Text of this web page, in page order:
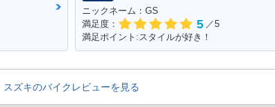
ニックネーム：GS
満足度：
5 ／5
満足ポイント:スタイルが好き！
スズキのバイクレビューを見る